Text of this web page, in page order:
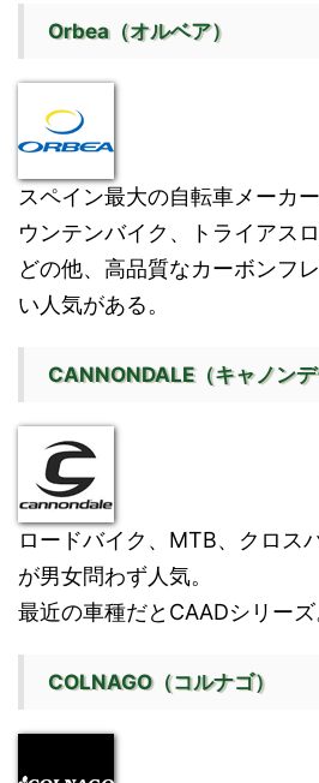
Orbea（オルベア）
スペイン最大の自転車メーカ
ウンテンバイク、トライアス
どの他、高品質なカーボンフ
い人気がある。
CANNONDALE（キャノンデ
ロードバイク、MTB、クロス
が男女問わず人気。
最近の車種だとCAADシリーズ
COLNAGO（コルナゴ）